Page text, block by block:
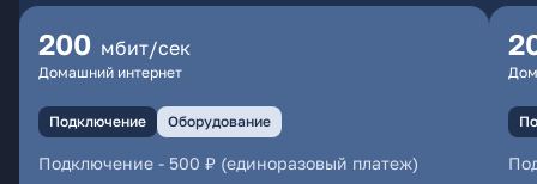
200 мбит/сек
Домашний интернет
Подключение Оборудование
Подключение - 500 ₽ (единоразовый платеж)